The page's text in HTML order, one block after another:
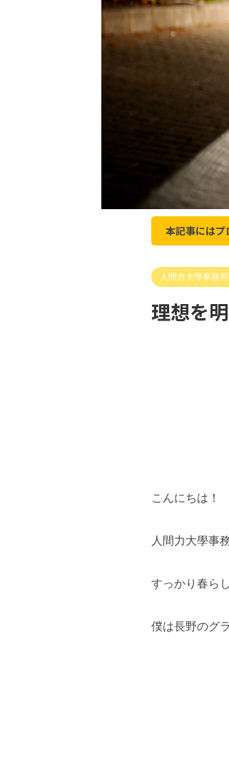
本記事にはプ
人間力大學事務
理想を
こんにちは！
人間力大學事
すっかり春ら
僕は長野のグ